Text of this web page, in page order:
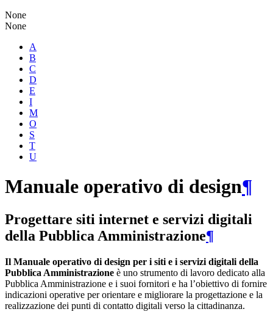
None
None
A
B
C
D
E
I
M
O
S
T
U
Manuale operativo di design¶
Progettare siti internet e servizi digitali
della Pubblica Amministrazione¶
Il Manuale operativo di design per i siti e i servizi digitali della
Pubblica Amministrazione è uno strumento di lavoro dedicato alla
Pubblica Amministrazione e i suoi fornitori e ha l’obiettivo di fornire
indicazioni operative per orientare e migliorare la progettazione e la
realizzazione dei punti di contatto digitali verso la cittadinanza.